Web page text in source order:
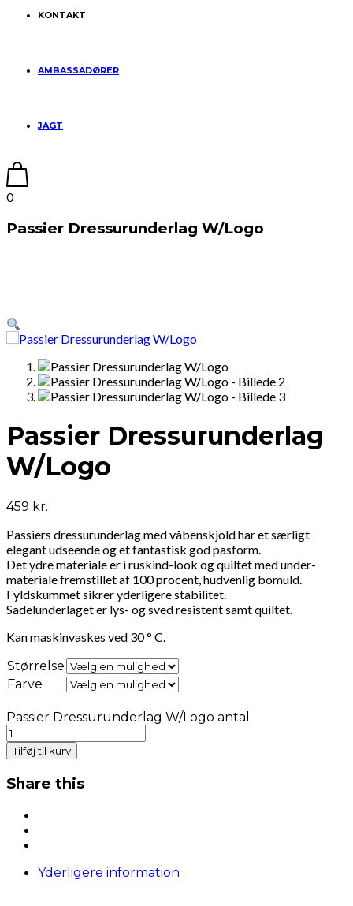
KONTAKT
AMBASSADØRER
JAGT
0
Passier Dressurunderlag W/Logo
Passier Dressurunderlag
W/Logo
459 kr.
Passiers dressurunderlag med våbenskjold har et særligt
elegant udseende og et fantastisk god pasform.
Det ydre materiale er i ruskind-look og quiltet med under-
materiale fremstillet af 100 procent, hudvenlig bomuld.
Fyldskummet sikrer yderligere stabilitet.
Sadelunderlaget er lys- og sved resistent samt quiltet.
Kan maskinvaskes ved 30 ° C.
Størrelse
Farve
Passier Dressurunderlag W/Logo antal
Tilføj til kurv
Share this
Yderligere information